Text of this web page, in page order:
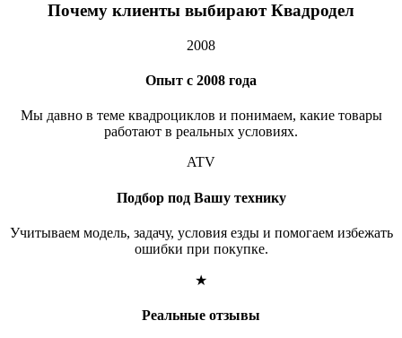
Почему клиенты выбирают Квадродел
2008
Опыт с 2008 года
Мы давно в теме квадроциклов и понимаем, какие товары
работают в реальных условиях.
ATV
Подбор под Вашу технику
Учитываем модель, задачу, условия езды и помогаем избежать
ошибки при покупке.
★
Реальные отзывы